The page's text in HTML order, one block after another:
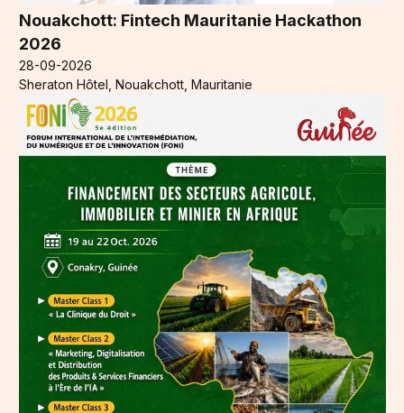
Nouakchott: Fintech Mauritanie Hackathon
2026
28-09-2026
Sheraton Hôtel, Nouakchott, Mauritanie